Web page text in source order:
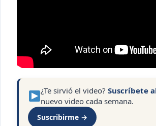
¿Te sirvió el video?Suscríbete
nuevo video cada semana.
Suscribirme →